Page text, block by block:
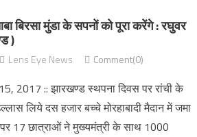
बिरसा मुंडा के सपनों को पूरा करेंगे : रघुवर
)
Lens Eye News Comment(0)
2017 :: झारखण्ड स्थपना दिवस पर रांची के
लिये दस हजार बच्चे मोरहाबादी मैदान में जमा
पर 17 छात्राओं ने मुख्यमंत्री के साथ 1000